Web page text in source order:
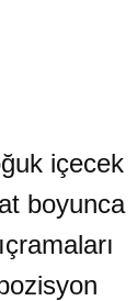
içecek
boyunca